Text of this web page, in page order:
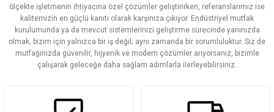
Ürün açıklamasında eksik bilgiler bulunuyor.
Ürün bilgilerinde hatalar bulunuyor.
Ürün fiyatı diğer sitelerden daha pahalı.
Bu ürüne benzer farklı alternatifler olmalı.
ölçekte işletmenin ihtiyacına özel çözümler geliştirirken, referanslarımız ise
kalitemizin en güçlü kanıtı olarak karşınıza çıkıyor. Endüstriyel mutfak
kurulumunda ya da mevcut sistemlerinizi geliştirme sürecinde yanınızda
olmak, bizim için yalnızca bir iş değil; aynı zamanda bir sorumluluktur. Siz de
mutfağınızda güvenilir, hijyenik ve modern çözümler arıyorsanız, bizimle
çalışarak geleceğe daha sağlam adımlarla ilerleyebilirsiniz.